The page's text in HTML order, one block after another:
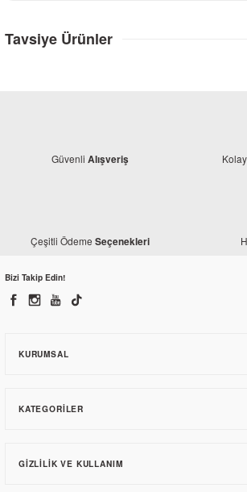
Tavsiye Ürünler
Bajaj
Bajaj Dominar 400 Bakım Seti 12 Parça (Orjinal)
3.158,59 TL
Güvenli Alışveriş Kolay
Çeşitli Ödeme Seçenekleri
Bizi Takip Edin!
KURUMSAL
KATEGORILER
GIZLILIK VE KULLANIM